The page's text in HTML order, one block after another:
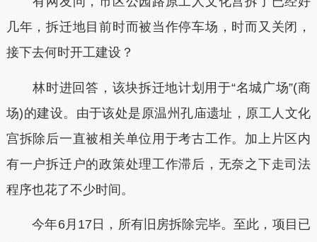
几年，拆迁地目前时而被当作停车场，时而又关闭，
接下去何时开工建设？
林时进回答，该块拆迁地计划用于“名城广场”(商
场)的建设。由于该处是原温州孔庙遗址，原工人文化
宫拆除后一直被相关单位用于考古工作。加上片区内
有一户拆迁户的政策处理工作滞后，无奈之下走司法
程序也花了不少时间。
今年6月17日，所有旧房拆除完毕。至此，项目已